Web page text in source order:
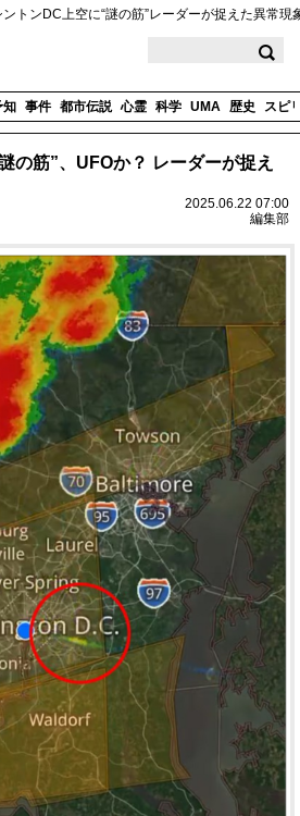
ントンDC上空に“謎の筋”レーダーが捉えた異常現
知 事件 都市伝説 心霊 科学 UMA 歴史 スピ
の筋”、UFOか？ レーダーが捉え
2025.06.22 07:00
編集部